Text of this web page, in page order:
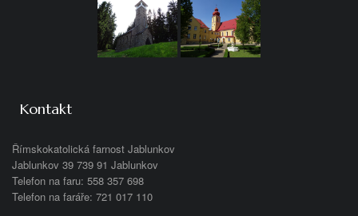
Kontakt
Římskokatolická farnost Jablunkov
Jablunkov 39 739 91 Jablunkov
Telefon na faru: 558 357 698
Telefon na faráře: 721 017 110